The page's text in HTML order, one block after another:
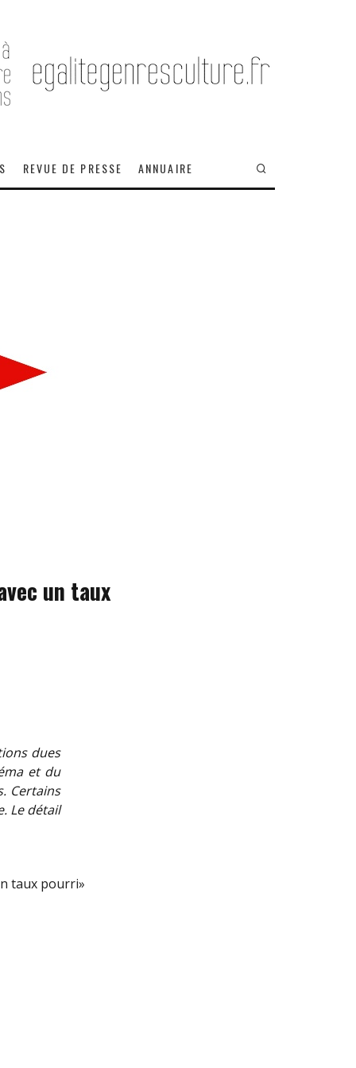
REVUE DE PRESSE ANNUAIRE
un taux
dues
et du
Certains
Le détail
taux pourri»